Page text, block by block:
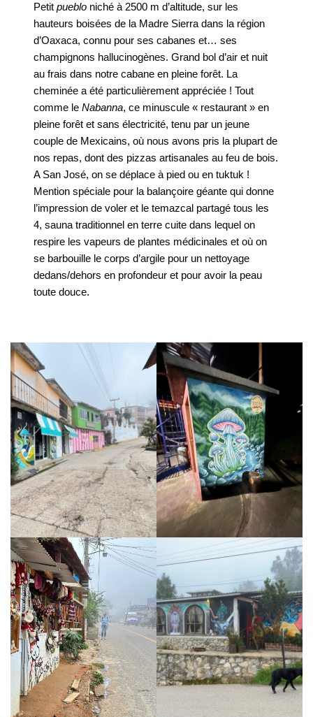
Petitpueblo niché à 2500 m d’altitude, sur les
hauteurs boisées de la Madre Sierra dans la région
d’Oaxaca, connu pour ses cabanes et… ses
champignons hallucinogènes. Grand bol d’air et nuit
au frais dans notre cabane en pleine forêt. La
cheminée a été particulièrement appréciée ! Tout
comme leNabanna, ce minuscule « restaurant » en
pleine forêt et sans électricité, tenu par un jeune
couple de Mexicains, où nous avons pris la plupart de
nos repas, dont des pizzas artisanales au feu de bois.
A San José, on se déplace à pied ou en tuktuk !
Mention spéciale pour la balançoire géante qui donne
l’impression de voler et le temazcal partagé tous les
4, sauna traditionnel en terre cuite dans lequel on
respire les vapeurs de plantes médicinales et où on
se barbouille le corps d’argile pour un nettoyage
dedans/dehors en profondeur et pour avoir la peau
toute douce.